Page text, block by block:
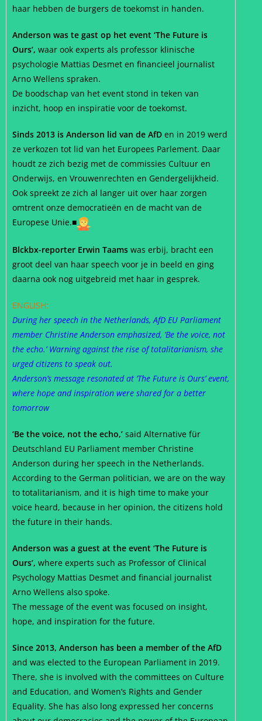
haar hebben de burgers de toekomst in handen.
Anderson was te gast op het event ‘The Future is
Ours’, waar ook experts als professor klinische
psychologie Mattias Desmet en financieel journalist
Arno Wellens spraken.
De boodschap van het event stond in teken van
inzicht, hoop en inspiratie voor de toekomst.
Sinds 2013 is Anderson lid van de AfD en in 2019 werd
ze verkozen tot lid van het Europees Parlement. Daar
houdt ze zich bezig met de commissies Cultuur en
Onderwijs, en Vrouwenrechten en Gendergelijkheid.
Ook spreekt ze zich al langer uit over haar zorgen
omtrent onze democratieën en de macht van de
Europese Unie.■
Blckbx-reporter Erwin Taams was erbij, bracht een
groot deel van haar speech voor je in beeld en ging
daarna ook nog uitgebreid met haar in gesprek.
ENGLISH:
During her speech in the Netherlands, AfD EU Parliament
member Christine Anderson emphasized, ‘Be the voice, not
the echo.’ Warning against the rise of totalitarianism, she
urged citizens to speak out.
Anderson’s message resonated at ‘The Future is Ours’ event,
where hope and inspiration were shared for a better
tomorrow
‘Be the voice, not the echo,’ said Alternative für
Deutschland EU Parliament member Christine
Anderson during her speech in the Netherlands.
According to the German politician, we are on the way
to totalitarianism, and it is high time to make your
voice heard, because in her opinion, the citizens hold
the future in their hands.
Anderson was a guest at the event ‘The Future is
Ours’, where experts such as Professor of Clinical
Psychology Mattias Desmet and financial journalist
Arno Wellens also spoke.
The message of the event was focused on insight,
hope, and inspiration for the future.
Since 2013, Anderson has been a member of the AfD
and was elected to the European Parliament in 2019.
There, she is involved with the committees on Culture
and Education, and Women’s Rights and Gender
Equality. She has also long expressed her concerns